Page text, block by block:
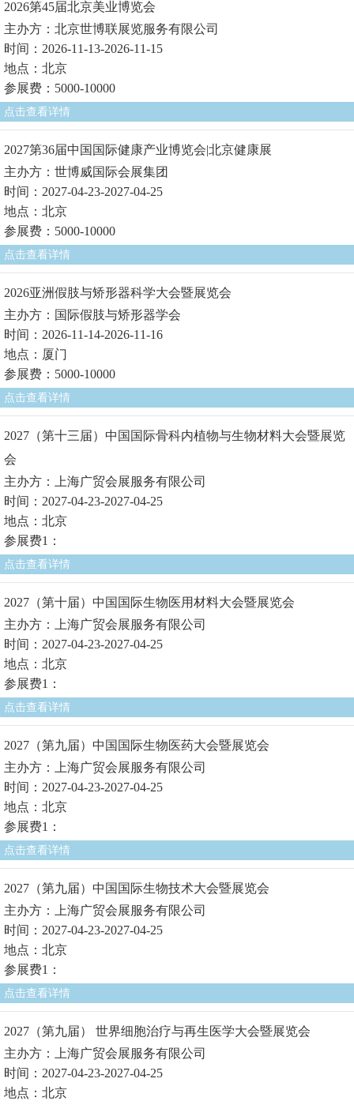
2026第45届北京美业博览会
主办方：北京世博联展览服务有限公司
时间：2026-11-13-2026-11-15
地点：北京
参展费：5000-10000
点击查看详情
2027第36届中国国际健康产业博览会|北京健康展
主办方：世博威国际会展集团
时间：2027-04-23-2027-04-25
地点：北京
参展费：5000-10000
点击查看详情
2026亚洲假肢与矫形器科学大会暨展览会
主办方：国际假肢与矫形器学会
时间：2026-11-14-2026-11-16
地点：厦门
参展费：5000-10000
点击查看详情
2027（第十三届）中国国际骨科内植物与生物材料大会暨展览
会
主办方：上海广贸会展服务有限公司
时间：2027-04-23-2027-04-25
地点：北京
参展费1：
点击查看详情
2027（第十届）中国国际生物医用材料大会暨展览会
主办方：上海广贸会展服务有限公司
时间：2027-04-23-2027-04-25
地点：北京
参展费1：
点击查看详情
2027（第九届）中国国际生物医药大会暨展览会
主办方：上海广贸会展服务有限公司
时间：2027-04-23-2027-04-25
地点：北京
参展费1：
点击查看详情
2027（第九届）中国国际生物技术大会暨展览会
主办方：上海广贸会展服务有限公司
时间：2027-04-23-2027-04-25
地点：北京
参展费1：
点击查看详情
2027（第九届） 世界细胞治疗与再生医学大会暨展览会
主办方：上海广贸会展服务有限公司
时间：2027-04-23-2027-04-25
地点：北京